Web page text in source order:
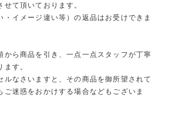
て頂いております。
・イメージ違い等）の返品はお受けできま
から商品を引き、一点一点スタッフが丁寧
す。
ルなさいますと、その商品を御所望されて
ご迷惑をおかけする場合などもございま